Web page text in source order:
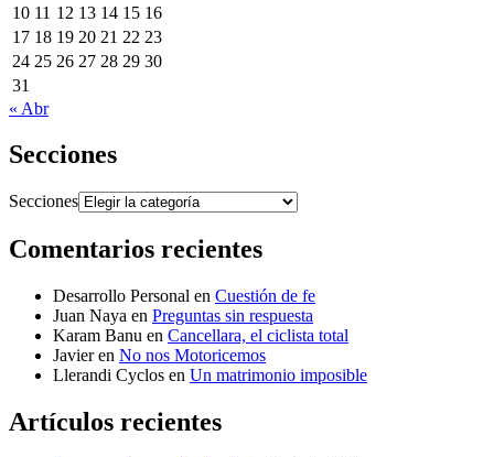
10 11 12 13 14 15 16
17 18 19 20 21 22 23
24 25 26 27 28 29 30
31
« Abr
Secciones
Secciones
Comentarios recientes
Desarrollo Personal en Cuestión de fe
Juan Naya en Preguntas sin respuesta
Karam Banu en Cancellara, el ciclista total
Javieren No nos Motoricemos
Llerandi Cyclos en Un matrimonio imposible
Artículos recientes